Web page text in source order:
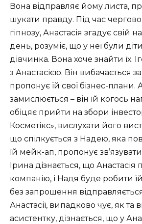
Вона відправляє йому листа,
шукати правду. Під час
гіпнозу, Анастасія згадує свій
день, розуміє, що у неї були
дівчинка. Вона хоче знайти їх.
з Анастасією. Він вибачається
пропонує їй свої бізнес-плани.
замислюється – він їй когось
обіцяє прийти на збори
Косметікс», вислухати його
що спілкується з Надею, яка
їй мейк-ап, пропонує
Ірина дізнається, що
компанію, і Надя буде робити
без запрошення
Анастасії, випадково чує, як та
асистентку, дізнається, що у